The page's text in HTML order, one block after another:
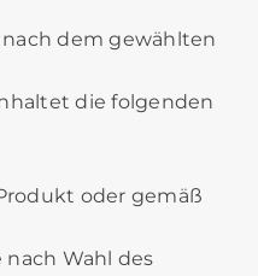
dem gewählten
die folgenden
oder gemäß
Wahl des